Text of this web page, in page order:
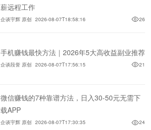
薪远程工作
企谈宇辉 原创 2026-08-07T18:58:16 26
手机赚钱最快方法｜2026年5大高收益副业推荐
企谈段誉 原创 2026-08-07T17:56:15 21
微信赚钱的7种靠谱方法，日入30-50元无需下
载APP
企谈宇辉 原创 2026-08-07T17:30:35 24